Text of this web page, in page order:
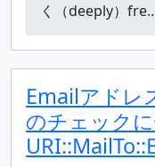
く（deeply）
Emailアドレ
のチェック